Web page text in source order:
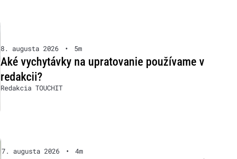
8. augusta 2026 • 5m
Aké vychytávky na upratovanie používame v
redakcii?
Redakcia TOUCHIT
7. augusta 2026 • 4m